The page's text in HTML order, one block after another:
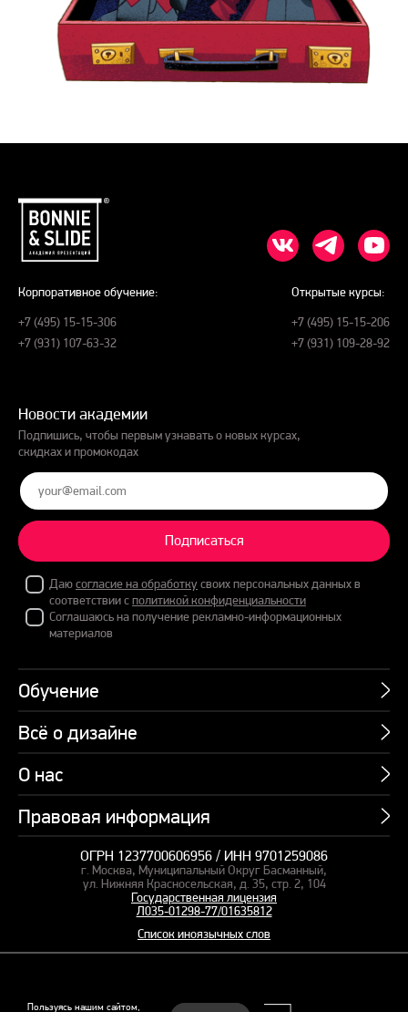
Пользуясь нашим сайтом,
Корпоративное обучение:
+7 (495) 15-15-306
+7 (931) 107-63-32
Открытые курсы:
+7 (495) 15-15-206
+7 (931) 109-28-92
Новости академии
Подпишись, чтобы первым узнавать о новых курсах,
скидках и промокодах
Подписаться
Даюсогласие на обработкусвоих персональных данных в
соответствии сполитикой конфиденциальности
Соглашаюсь на получение рекламно-информационных
материалов
Обучение
Курсы
Пакетные предложения
Профессии
Подарочные сертификаты
Корпоративное обучение
Курсы для сотрудников
Пакетные предложения
Всё о дизайне
Учебник по презентациям
Банк слайдов
Вебинары
Студия дизайна
Заказать презентацию
О нас
Об академии
СМИ о нас
Правовая информация
Карта сайта
Оферта и лицензия
Политика конфиденциальности
Рекомендательные технологии
ОГРН 1237700606956 / ИНН 9701259086
г. Москва, Муниципальный Округ Басманный,
ул. Нижняя Красносельская, д. 35, стр. 2, 104
Государственная лицензия
Л035-01298-77/01635812
Список иноязычных слов
© 2015–2026 Бонни и Слайд